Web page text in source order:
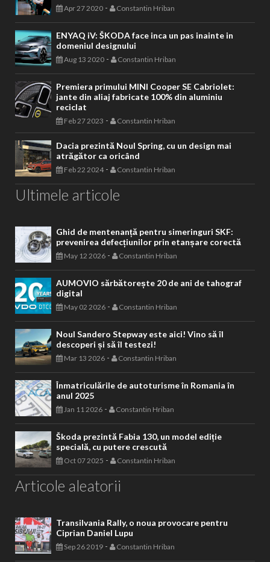
Apr 27 2020 - Constantin Hriban
ENYAQ iV: ŠKODA face inca un pas inainte in
domeniul designului
Aug 13 2020 - Constantin Hriban
Premiera primului MINI Cooper SE Cabriolet:
jante din aliaj fabricate 100% din aluminiu
reciclat
Feb 27 2023 - Constantin Hriban
Dacia prezintă Noul Spring, cu un design mai
atrăgător ca oricând
Feb 22 2024- Constantin Hriban
Ultimele articole
Ghid de mentenanță pentru simeringuri SKF:
prevenirea defecțiunilor prin etanșare corectă
May 12 2026 - Constantin Hriban
AUMOVIO sărbătorește 20 de ani de tahograf
digital
May 02 2026 - Constantin Hriban
Noul Sandero Stepway este aici! Vino să îl
descoperi și să îl testezi!
Mar 13 2026 - Constantin Hriban
Înmatriculările de autoturisme în Romania în
anul 2025
Jan 11 2026 - Constantin Hriban
Škoda prezintă Fabia 130, un model ediție
specială, cu putere crescută
Oct 07 2025 - Constantin Hriban
Articole aleatorii
Transilvania Rally, o noua provocare pentru
Ciprian Daniel Lupu
Sep 26 2019 - Constantin Hriban